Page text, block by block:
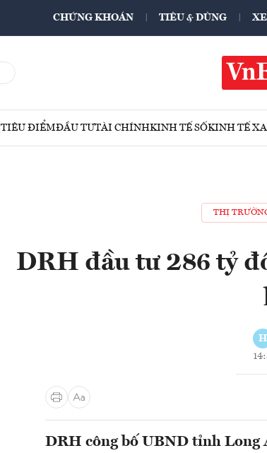
CHỨNG KHOÁN TIÊU & DÙNG XE
TIÊU ĐIỂMĐẦU TƯTÀI CHÍNHKINH TẾ SỐKINH TẾ
THỊ
DRH đầu tư 286 tỷ
H
DRH công bố UBND tỉnh